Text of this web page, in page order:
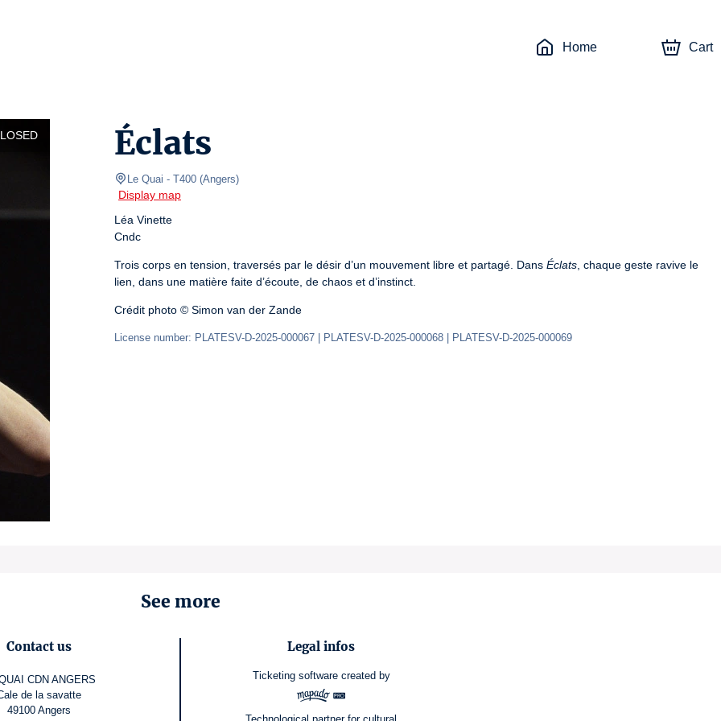
Home Cart
Éclats
Le Quai - T400 (Angers)
Display map
Léa Vinette
Cndc
Trois corps en tension, traversés par le désir d’un mouvement libre et partagé. Dans Éclats , chaque geste ravive le
lien, dans une matière faite d’écoute, de chaos et d’instinct.
Crédit photo © Simon van der Zande
License number: PLATESV-D-2025-000067 | PLATESV-D-2025-000068 | PLATESV-D-2025-000069
See more
Contact us
CDN ANGERS
de la savatte
49100 Angers
Legal infos
Ticketing software created by